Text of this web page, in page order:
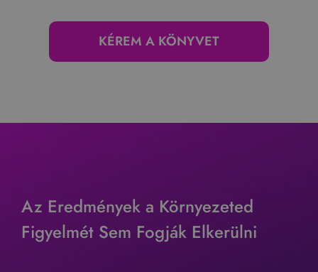
KÉREM A KÖNYVET
Az Eredmények a Környezeted
Figyelmét Sem Fogják Elkerülni